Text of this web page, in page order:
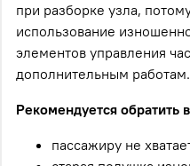
при разборке узла,
использование
элементов управления
дополнительным работам.
Рекомендуется обратить
пассажиру не